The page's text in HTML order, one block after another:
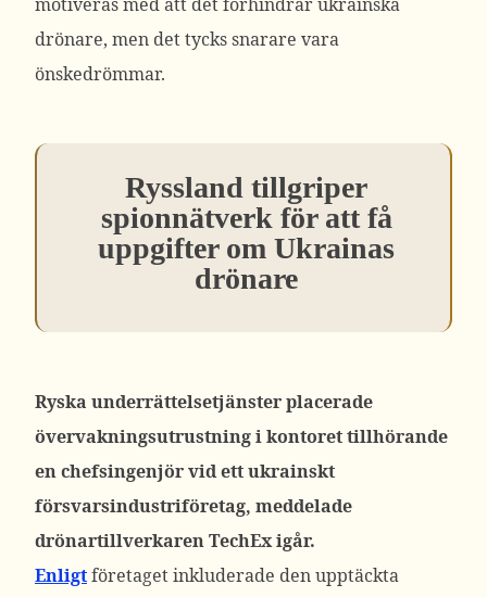
drönare, men det tycks snarare vara
önskedrömmar.
Ryssland tillgriper
spionnätverk för att få
uppgifter om Ukrainas
drönare
Ryska underrättelsetjänster placerade
övervakningsutrustning i kontoret tillhörande
en chefsingenjör vid ett ukrainskt
försvarsindustriföretag, meddelade
drönartillverkaren TechEx igår.
Enligtföretaget inkluderade den upptäckta